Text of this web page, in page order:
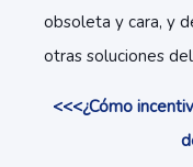
obsoleta y cara, y
otras soluciones
<<<¿Cómo